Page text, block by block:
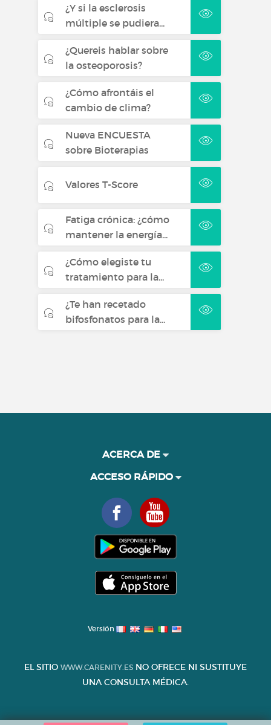
¿Y si la esclerosis
múltiple se pudiera...
¿Quereis hablar sobre
la osteoporosis?
¿Cómo afrontáis el
cambio de clima?
Nueva ENCUESTA
sobre Bioterapias
Valores T-Score
Fatiga crónica: ¿cómo
mantener la energía...
¿Cómo elegiste tu
tratamiento para la...
¿Te han recetado
bifosfonatos para la...
ACERCA DE
ACCESO RÁPIDO
Versión
EL SITIO WWW.CARENITY.ES NO OFRECE NI SUSTITUYE
UNA CONSULTA MÉDICA.